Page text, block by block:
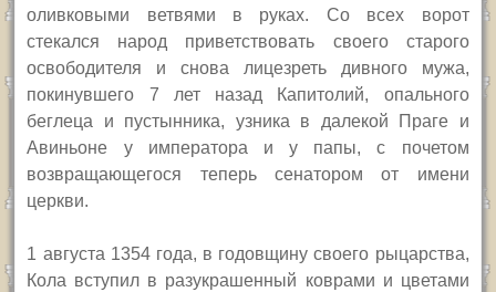
оливковыми ветвями в руках. Со всех ворот
стекался народ приветствовать своего старого
освободителя и снова лицезреть дивного мужа,
покинувшего 7 лет назад Капитолий, опального
беглеца и пустынника, узника в далекой Праге и
Авиньоне у императора и у папы, с почетом
возвращающегося теперь сенатором от имени
церкви.
1 августа 1354 года, в годовщину своего рыцарства,
Кола вступил в разукрашенный коврами и цветами